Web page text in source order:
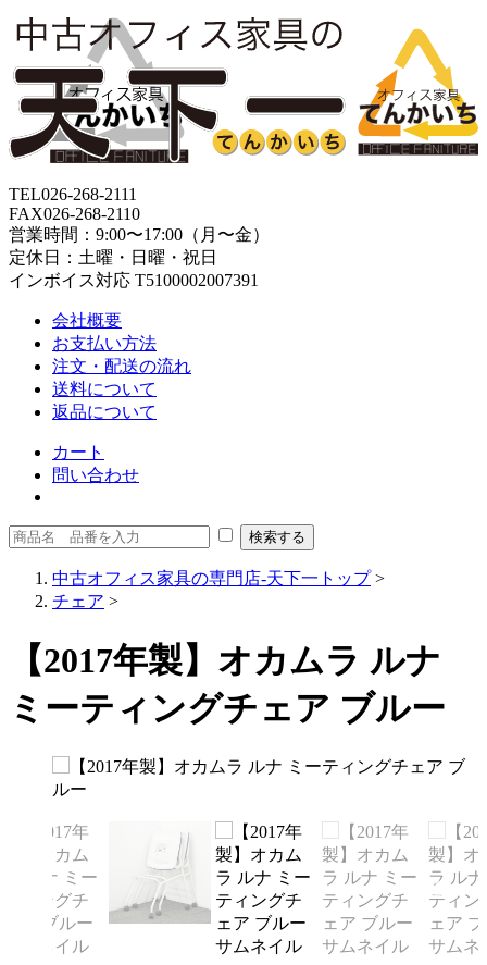
TEL026-268-2111
FAX026-268-2110
営業時間：9:00〜17:00（月〜金）
定休日：土曜・日曜・祝日
インボイス対応 T5100002007391
会社概要
お支払い方法
注文・配送の流れ
送料について
返品について
カート
問い合わせ
中古オフィス家具の専門店-天下一トップ>
チェア >
【2017年製】オカムラ ルナ
ミーティングチェア ブルー